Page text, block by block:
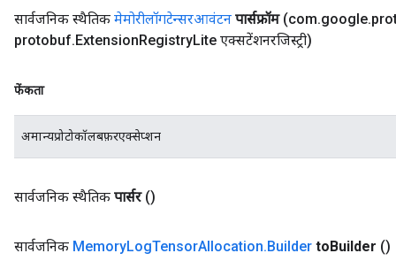
सार्वजनिक स्थैतिक मेमोरीलॉगटेन्सरआवंटन पार्सफ्रॉम (com.google.
protobuf.ExtensionRegistryLite एक्सटेंशनरजिस्ट्री)
फेंकता
अमान्यप्रोटोकॉलबफ़रएक्सेप्शन
सार्वजनिक स्थैतिक पार्सर ()
सार्वजनिक MemoryLogTensorAllocation.Builder toBuilder ()